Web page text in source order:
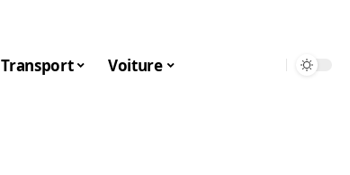
Transport Voiture